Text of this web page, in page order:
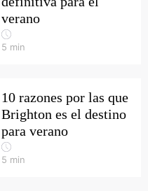
verano
5 min
10 razones por las que
Brighton es el destino
para verano
5 min